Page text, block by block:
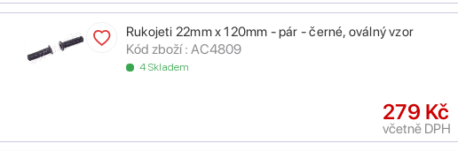
Rukojeti 22mm x 120mm - pár - černé, oválný vzor
Kód zboží : AC4809
4 Skladem
279 Kč
včetně DPH